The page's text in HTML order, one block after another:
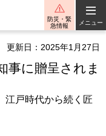
防災・緊
急情報
メニュー
更新日：2025年1月27日
事に贈呈されま
江戸時代から続く匠